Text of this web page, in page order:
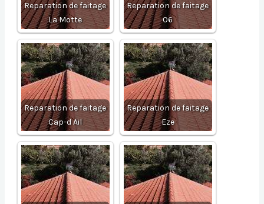
Reparation de faitage
La Motte
Reparation de faitage
06
Reparation de faitage
Cap-d Ail
Reparation de faitage
Eze